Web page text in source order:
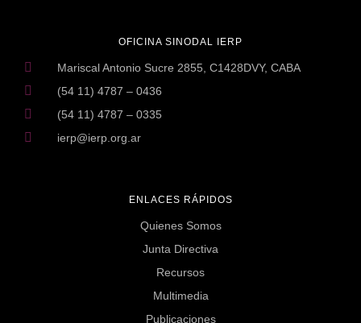
ENLACES RÁPIDOS
Quienes Somos
Junta Directiva
Recursos
Multimedia
Publicaciones
OFICINA SINODAL IERP
Mariscal Antonio Sucre 2855, C1428DVY, CABA
(54 11) 4787 – 0436
(54 11) 4787 – 0335
ierp@ierp.org.ar